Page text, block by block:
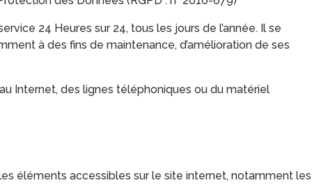
24 Heures sur 24, tous les jours de l’année. Il se
à des fins de maintenance, d’amélioration de ses
Internet, des lignes téléphoniques ou du matériel
éléments accessibles sur le site internet, notamment les